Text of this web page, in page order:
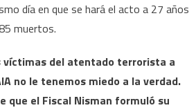
día en que se hará el acto a 27 años
muertos.
víctimas del atentado terrorista a
no le tenemos miedo a la verdad.
que el Fiscal Nisman formuló su